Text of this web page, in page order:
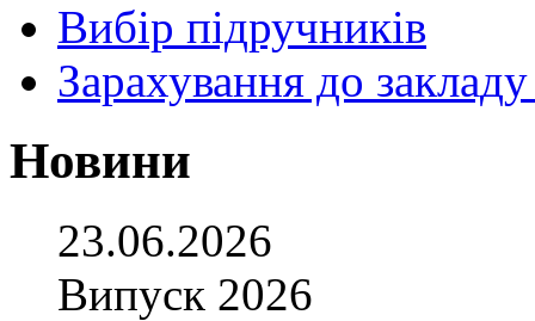
Вибір підручників
Зарахування до закладу
Новини
23.06.2026
Випуск 2026